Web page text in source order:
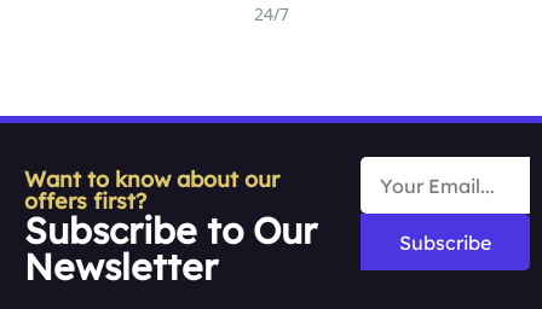
24/7
Want to know about our
offers first?
Subscribe to Our
Newsletter
Subscribe